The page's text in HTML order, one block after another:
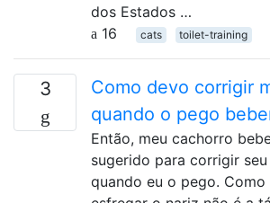
dos Estados …
16
cats toilet-training
3
Como devo corrigir
quando o pego
Então, meu cachorro
sugerido para corrigir
quando eu o pego. Como